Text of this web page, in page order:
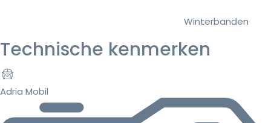
Winterbanden
Technische kenmerken
Adria Mobil